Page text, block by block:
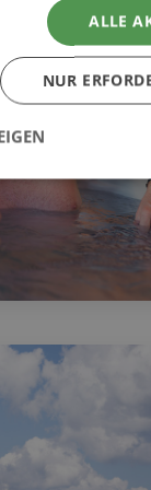
ALLE
NUR